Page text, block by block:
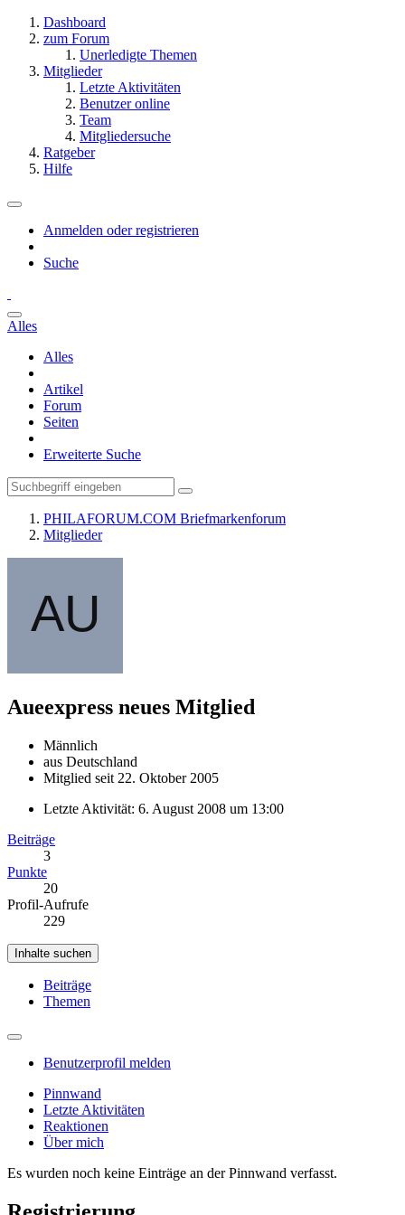
Dashboard
zum Forum
Unerledigte Themen
Mitglieder
Letzte Aktivitäten
Benutzer online
Team
Mitgliedersuche
Ratgeber
Hilfe
Anmelden oder registrieren
Suche
Alles
Alles
Artikel
Forum
Seiten
Erweiterte Suche
PHILAFORUM.COM Briefmarkenforum
Mitglieder
Aueexpress neues Mitglied
Männlich
aus Deutschland
Mitglied seit 22. Oktober 2005
Letzte Aktivität: 6. August 2008 um 13:00
Beiträge
3
Punkte
20
Profil-Aufrufe
229
Inhalte suchen
Beiträge
Themen
Benutzerprofil melden
Pinnwand
Letzte Aktivitäten
Reaktionen
Über mich
Es wurden noch keine Einträge an der Pinnwand verfasst.